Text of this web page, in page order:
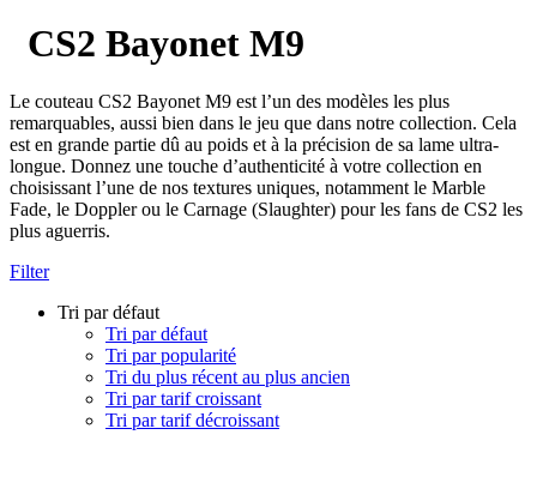
CS2 Bayonet M9
Le couteau CS2 Bayonet M9 est l’un des modèles les plus
remarquables, aussi bien dans le jeu que dans notre collection. Cela
est en grande partie dû au poids et à la précision de sa lame ultra-
longue. Donnez une touche d’authenticité à votre collection en
choisissant l’une de nos textures uniques, notamment le Marble
Fade, le Doppler ou le Carnage (Slaughter) pour les fans de CS2 les
plus aguerris.
Filter
Tri par défaut
Tri par défaut
Tri par popularité
Tri du plus récent au plus ancien
Tri par tarif croissant
Tri par tarif décroissant